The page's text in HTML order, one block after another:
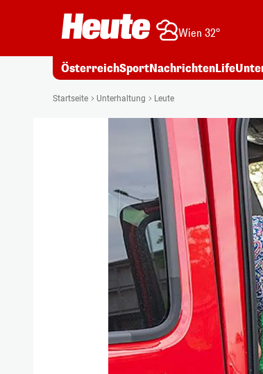
Wien 32°
ÖsterreichSportNachrichtenLife
Startseite Unterhaltung Leute